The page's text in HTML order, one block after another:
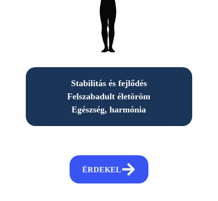
Stabilitás és fejlődés
Felszabadult életöröm
Egészség, harmónia
ÉRDEKEL